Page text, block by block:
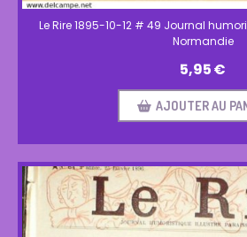
Le Rire 1895-10-12 # 49 Journal
Normandie
5,95€
AJOUTER AU